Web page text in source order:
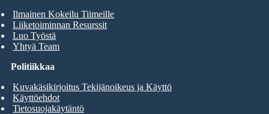
Ilmainen Kokeilu Tiimeille
Liiketoiminnan Resurssit
Luo Työstä
Yhtyä Team
Politiikkaa
Kuvakäsikirjoitus Tekijänoikeus ja Käyttö
Käyttöehdot
Tietosuojakäytäntö